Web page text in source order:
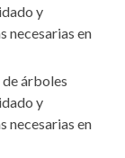
y
necesarias en
árboles
y
necesarias en